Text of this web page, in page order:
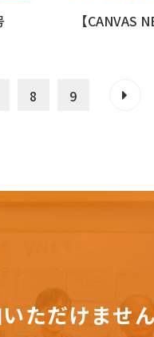
【CANVAS
8 9
ただけませ